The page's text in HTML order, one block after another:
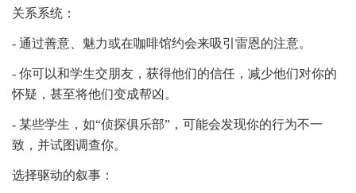
关系系统：
- 通过善意、魅力或在咖啡馆约会来吸引雷恩的注意。
- 你可以和学生交朋友，获得他们的信任，减少他们对你的
怀疑，甚至将他们变成帮凶。
- 某些学生，如“侦探俱乐部”，可能会发现你的行为不一
致，并试图调查你。
选择驱动的叙事：